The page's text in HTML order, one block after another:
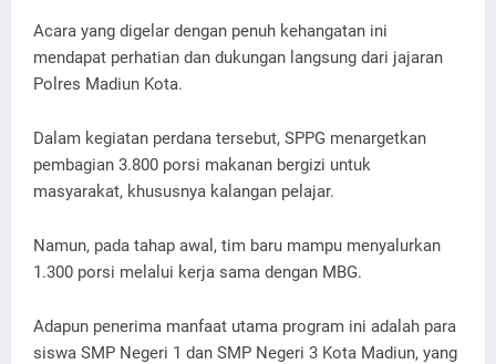
Acara yang digelar dengan penuh kehangatan ini
mendapat perhatian dan dukungan langsung dari jajaran
Polres Madiun Kota.
Dalam kegiatan perdana tersebut, SPPG menargetkan
pembagian 3.800 porsi makanan bergizi untuk
masyarakat, khususnya kalangan pelajar.
Namun, pada tahap awal, tim baru mampu menyalurkan
1.300 porsi melalui kerja sama dengan MBG.
Adapun penerima manfaat utama program ini adalah para
siswa SMP Negeri 1 dan SMP Negeri 3 Kota Madiun, yang